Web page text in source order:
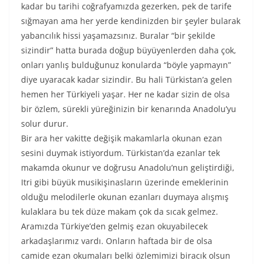
kadar bu tarihi coğrafyamızda gezerken, pek de tarife
sığmayan ama her yerde kendinizden bir şeyler bularak
yabancılık hissi yaşamazsınız. Buralar “bir şekilde
sizindir” hatta burada doğup büyüyenlerden daha çok,
onları yanlış bulduğunuz konularda “böyle yapmayın”
diye uyaracak kadar sizindir. Bu hali Türkistan’a gelen
hemen her Türkiyeli yaşar. Her ne kadar sizin de olsa
bir özlem, sürekli yüreğinizin bir kenarında Anadolu’yu
solur durur.
Bir ara her vakitte değişik makamlarla okunan ezan
sesini duymak istiyordum. Türkistan’da ezanlar tek
makamda okunur ve doğrusu Anadolu’nun geliştirdiği,
Itri gibi büyük musikişinasların üzerinde emeklerinin
olduğu melodilerle okunan ezanları duymaya alışmış
kulaklara bu tek düze makam çok da sıcak gelmez.
Aramızda Türkiye’den gelmiş ezan okuyabilecek
arkadaşlarımız vardı. Onların haftada bir de olsa
camide ezan okumaları belki özlemimizi biracık olsun